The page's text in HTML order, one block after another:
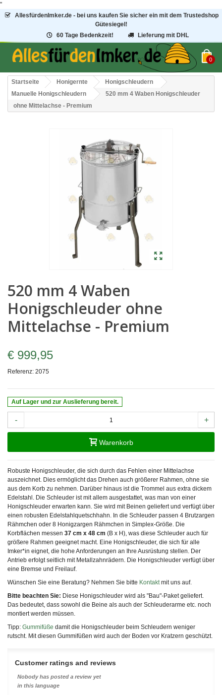
"
AllesfürdenImker.de - bei uns kaufen Sie sicher ein mit dem Trustedshop
Gütesiegel!
60 Tage Bedenkzeit!
Lieferung mit DHL
0
Startseite Honigernte
Honigschleudern
Manuelle Honigschleudern
520 mm 4 Waben Honigschleuder
ohne Mittelachse - Premium
520 mm 4 Waben
Honigschleuder ohne
Mittelachse - Premium
€ 999,95
Referenz: 2075
Auf Lager und zur Auslieferung bereit.
- +
Warenkorb
Robuste Honigschleuder, die sich durch das Fehlen einer Mittelachse
auszeichnet. Dies ermöglicht das Drehen auch größerer Rahmen, ohne sie
aus dem Korb zu nehmen. Darüber hinaus ist die Trommel aus extra dickem
Edelstahl. Die Schleuder ist mit allem ausgestattet, was man von einer
Honigschleuder erwarten kann. Sie wird mit Beinen geliefert und verfügt über
einen robusten Edelstahlquetschhahn. In die Schleuder passen 4 Brutzargen
Rähmchen oder 8 Honigzargen Rähmchen in Simplex-Größe. Die
Korbflächen messen 37 cm x 48 cm (B x H), was diese Schleuder auch für
größere Rahmen geeignet macht. Eine Honigschleuder, die sich für alle
Imker*in eignet, die hohe Anforderungen an Ihre Ausrüstung stellen. Der
Antrieb erfolgt seitlich mit Metallzahnrädern. Die Honigschleuder verfügt über
eine Bremse und Freilauf.
Wünschen Sie eine Beratung? Nehmen Sie bitte Kontaktmit uns auf.
Bitte beachten Sie: Diese Honigschleuder wird als "Bau"-Paket geliefert.
Das bedeutet, dass sowohl die Beine als auch der Schleuderarme etc. noch
montiert werden müssen.
Tipp: Gummifüße damit die Honigschleuder beim Schleudern weniger
rutscht. Mit diesen Gummifüßen wird auch der Boden vor Kratzern geschützt.
Customer ratings and reviews
Nobody has posted a review yet
in this language